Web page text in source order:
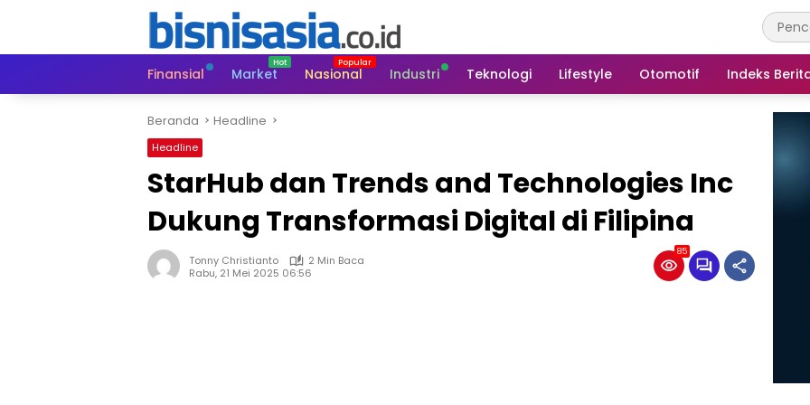
Finansial
Market Nasional Industri Teknologi Lifestyle Otomotif Indeks
Beranda Headline
Headline
StarHub dan Trends and Technologies Inc
Dukung Transformasi Digital di Filipina
Tonny Christianto
2 Min Baca
Rabu, 21 Mei 2025 06:56
85